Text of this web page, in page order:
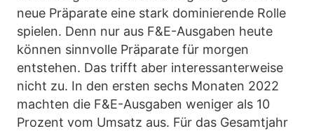
neue Präparate eine stark dominierende Rolle
spielen. Denn nur aus F&E-Ausgaben heute
können sinnvolle Präparate für morgen
entstehen. Das trifft aber interessanterweise
nicht zu. In den ersten sechs Monaten 2022
machten die F&E-Ausgaben weniger als 10
Prozent vom Umsatz aus. Für das Gesamtjahr